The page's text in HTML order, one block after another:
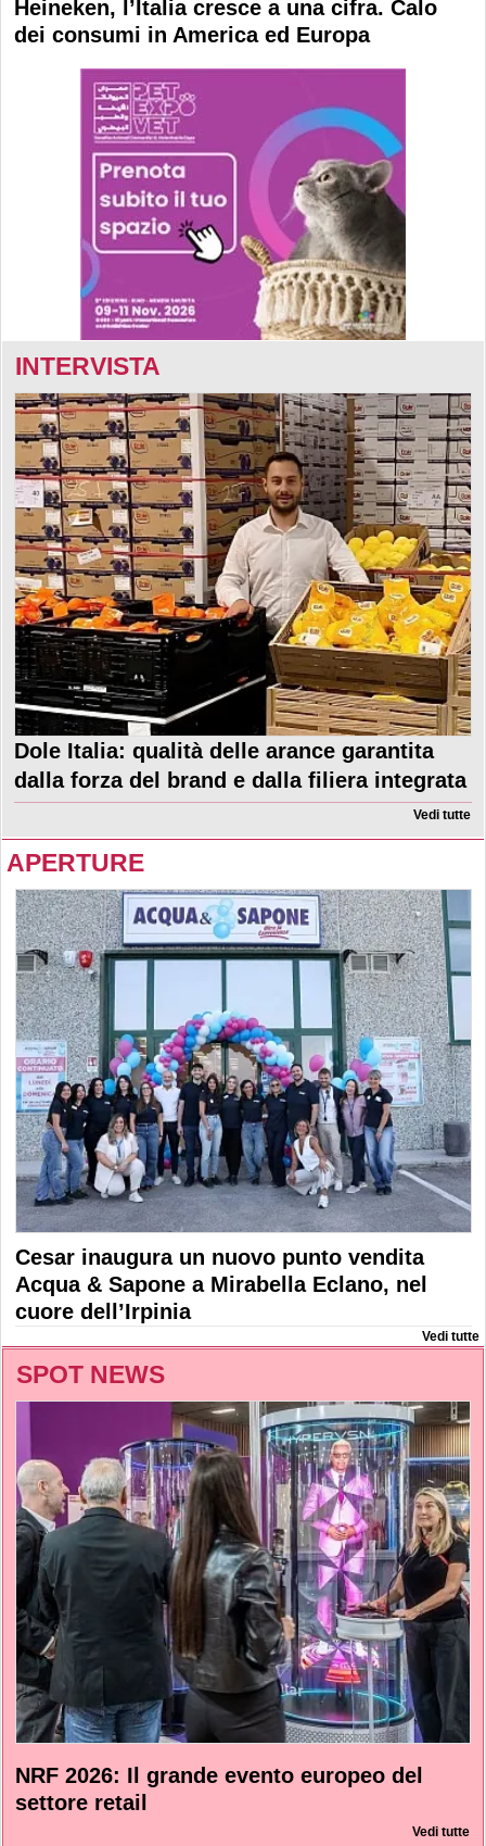
Heineken, l’Italia cresce a una cifra. Calo
dei consumi in America ed Europa
INTERVISTA
Dole Italia: qualità delle arance garantita
dalla forza del brand e dalla filiera integrata
Vedi tutte
APERTURE
Cesar inaugura un nuovo punto vendita
Acqua & Sapone a Mirabella Eclano, nel
cuore dell’Irpinia
Vedi tutte
SPOT NEWS
NRF 2026: Il grande evento europeo del
settore retail
Vedi tutte